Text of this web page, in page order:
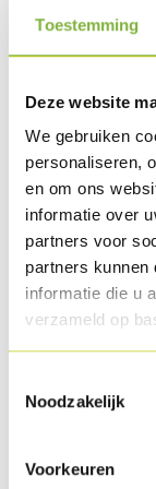
Toestemming
Deze website
We gebruiken
personaliseren,
en om ons
informatie over
partners voor
partners kunnen
informatie die u
verzameld op
Noodzakelijk
Voorkeuren
Quelques
Méthode
Coupez le
Découpez 1/5 du
et taillez tous
Portez l'eau à
Versez la
ensuite le
Retirez la
de dinde et
Mélangez la